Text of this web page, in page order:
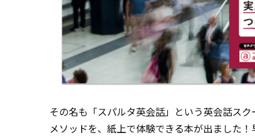
その名も「スパルタ英会話」という英会話ス
メソッドを、紙上で体験できる本が出ました！